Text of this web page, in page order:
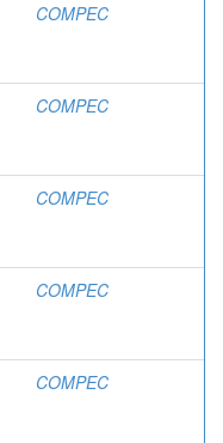
COMPEC
COMPEC
COMPEC
COMPEC
COMPEC